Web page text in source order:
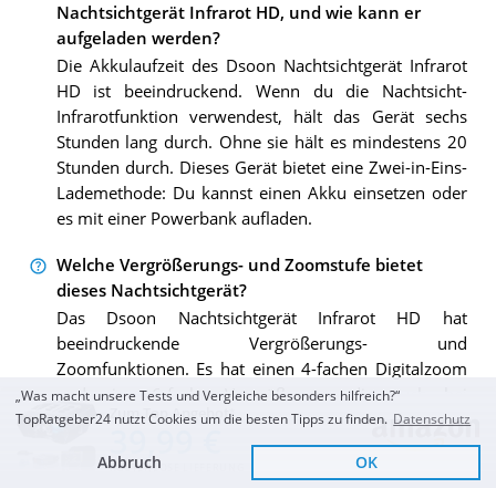
Zum Top Angebot
KOSTENLOSE LIEFERUNG
Nachtsichtgerät Infrarot HD, und wie kann er
aufgeladen werden?
Die Akkulaufzeit des Dsoon Nachtsichtgerät Infrarot
HD ist beeindruckend. Wenn du die Nachtsicht-
Infrarotfunktion verwendest, hält das Gerät sechs
Stunden lang durch. Ohne sie hält es mindestens 20
Stunden durch. Dieses Gerät bietet eine Zwei-in-Eins-
Lademethode: Du kannst einen Akku einsetzen oder
es mit einer Powerbank aufladen.
Welche Vergrößerungs- und Zoomstufe bietet
dieses Nachtsichtgerät?
Das Dsoon Nachtsichtgerät Infrarot HD hat
beeindruckende Vergrößerungs- und
Zoomfunktionen. Es hat einen 4-fachen Digitalzoom
und eine 6-fache Vergrößerung, die auch bei
schlechten Lichtverhältnissen klare Bilder liefern.
Ist das Dsoon Nachtsichtgerät Infrarot HD einfach
„Was macht unsere Tests und Vergleiche besonders hilfreich?“
TopRatgeber24 nutzt Cookies um die besten Tipps zu finden. Datenschutz
Abbruch OK